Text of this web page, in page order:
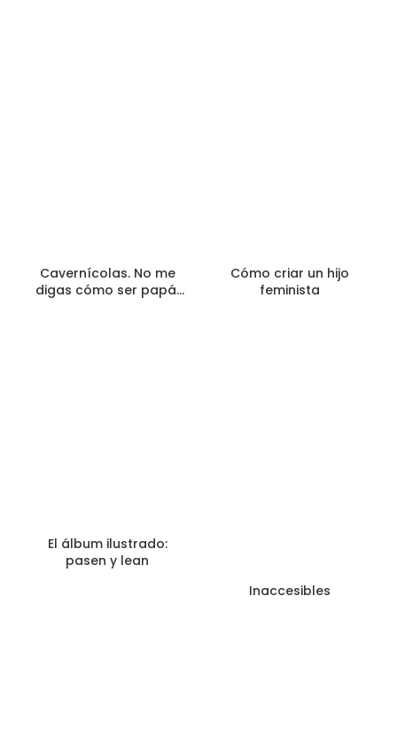
Cavernícolas. No me
digas cómo ser papá,
Cómo criar un hijo
feminista
El álbum ilustrado:
pasen y lean
Inaccesibles